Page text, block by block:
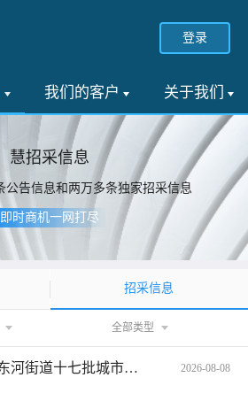
登录
我们的客户 关于我们
慧招采信息
公告信息和两万多条独家招采信息
即时商机一网打尽
招采信息
全部类型
哈密市伊州区2026年东河街道十七批城市更新2个项目-工程实验检测竞价成交公告*62026072739890631 2026-08-08